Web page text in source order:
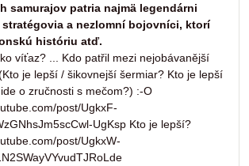
samurajov patria najmä legendárni
stratégovia a nezlomní bojovníci, ktorí
históriu atď.
víťaz? ... Kdo patřil mezi nejobávanější
je lepší / šikovnejší šermiar? Kto je lepší
o zručnosti s mečom?) :-O
post/UgkxF-
UgKsp Kto je lepší?
post/UgkxW-